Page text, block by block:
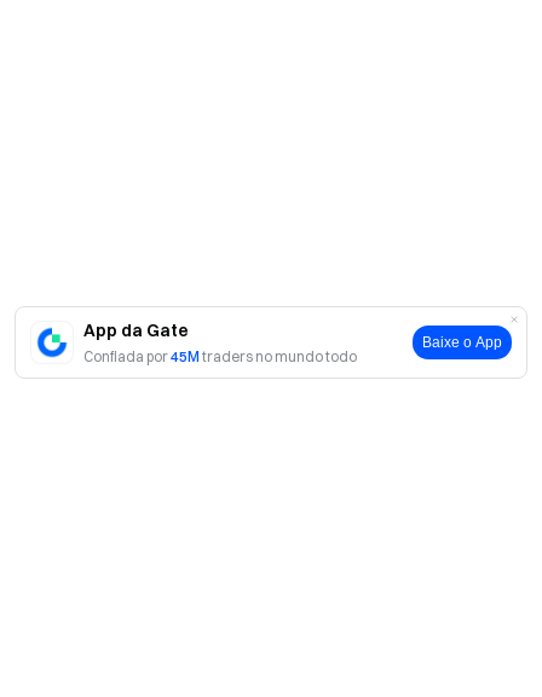
App da Gate
Confiada por45M traders no mundo todo
Baixe o App